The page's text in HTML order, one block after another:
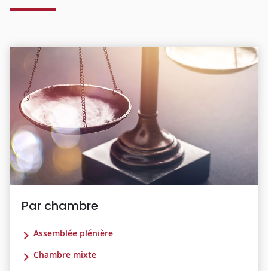
Par chambre
Assemblée plénière
Chambre mixte